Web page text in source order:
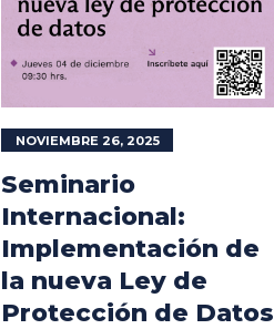
NOVIEMBRE 26, 2025
Seminario
Internacional:
Implementación de
la nueva Ley de
Protección de Datos